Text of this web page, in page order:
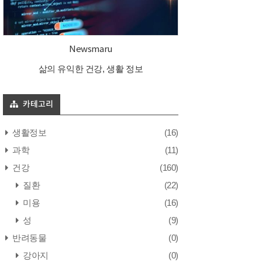
Newsmaru
삶의 유익한 건강, 생활 정보
카테고리
생활정보
(16)
과학
(11)
건강
(160)
질환
(22)
미용
(16)
성
(9)
반려동물
(0)
강아지
(0)